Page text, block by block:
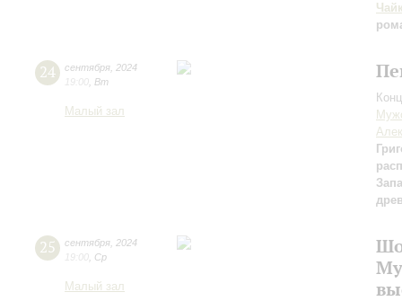
24 сентября 2024
19:00 Вт
Малый зал
25 сентября 2024
19:00 Ср
Малый зал